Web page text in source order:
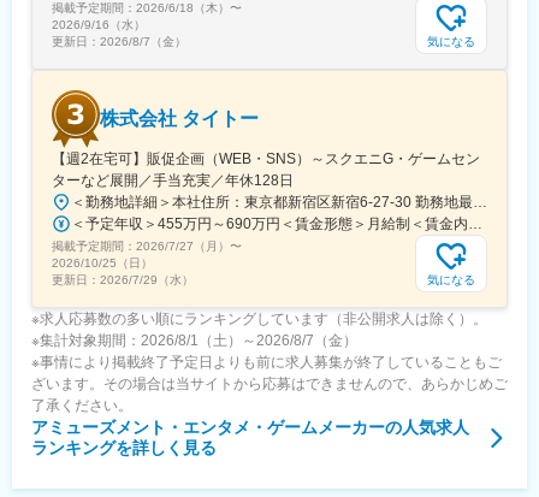
1000万ドルの興行収入を記録する等、自社のヒットコンテンツを
多方面に展開しています。
掲載予定期間： 2026/6/18（木） 〜
2026/9/16（水）
更新日： 2026/8/7（金） 気になる
株式会社 タイトー
【週2在宅可】販促企画（WEB・SNS）～スクエニG・ゲームセン
ターなど展開／手当充実／年休128日
＜勤務地詳細＞本社住所：東京都新宿区新宿6-27-30 勤務地最寄駅：都営大江戸線、東京メトロ副都心線／東新宿駅受動喫煙対策：敷地内喫煙可能場所あり変更の範囲：会社の定める事業所（リモートワーク含む）
＜予定年収＞455万円～690万円＜賃金形態＞月給制＜賃金内訳＞月額（基本給）：280,000円～460,000円＜月給＞280,000円～460,000円＜昇給有無＞有＜残業手当＞有＜給与補足＞※給与はご経験を考慮し、決定します※賞与：年2回（6月・12月）賃金はあくまでも目安の金額であり、選考を通じて上下する可能性があります。月給(月額)は固定手当を含めた表記です。
掲載予定期間： 2026/7/27（月） 〜
2026/10/25（日）
更新日： 2026/7/29（水） 気になる
※求人応募数の多い順にランキングしています（非公開求人は除く）。
※集計対象期間：2026/8/1（土）～2026/8/7（金）
※事情により掲載終了予定日よりも前に求人募集が終了していることもご
ざいます。その場合は当サイトから応募はできませんので、あらかじめご
了承ください。
アミューズメント・エンタメ・ゲームメーカーの人気求人
ランキングを詳しく見る